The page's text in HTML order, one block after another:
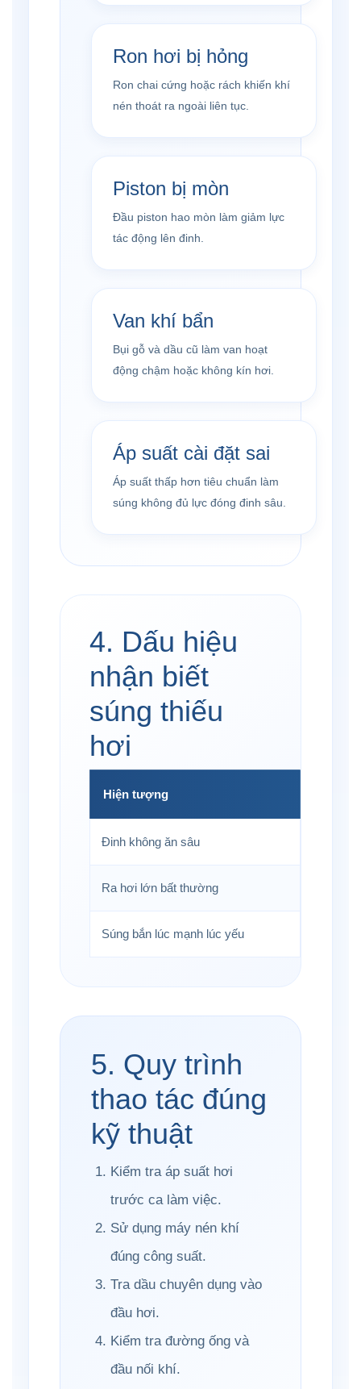
Ron hơi bị hỏng
Ron chai cứng hoặc rách khiến khí
nén thoát ra ngoài liên tục.
Piston bị mòn
Đầu piston hao mòn làm giảm lực
tác động lên đinh.
Van khí bẩn
Bụi gỗ và dầu cũ làm van hoạt
động chậm hoặc không kín hơi.
Áp suất cài đặt sai
Áp suất thấp hơn tiêu chuẩn làm
súng không đủ lực đóng đinh sâu.
4. Dấu hiệu
nhận biết
súng thiếu
hơi
Hiện tượng
Đinh không ăn sâu
Ra hơi lớn bất thường
Súng bắn lúc mạnh lúc yếu
5. Quy trình
thao tác đúng
kỹ thuật
Kiểm tra áp suất hơi
trước ca làm việc.
Sử dụng máy nén khí
đúng công suất.
Tra dầu chuyên dụng vào
đầu hơi.
Kiểm tra đường ống và
đầu nối khí.